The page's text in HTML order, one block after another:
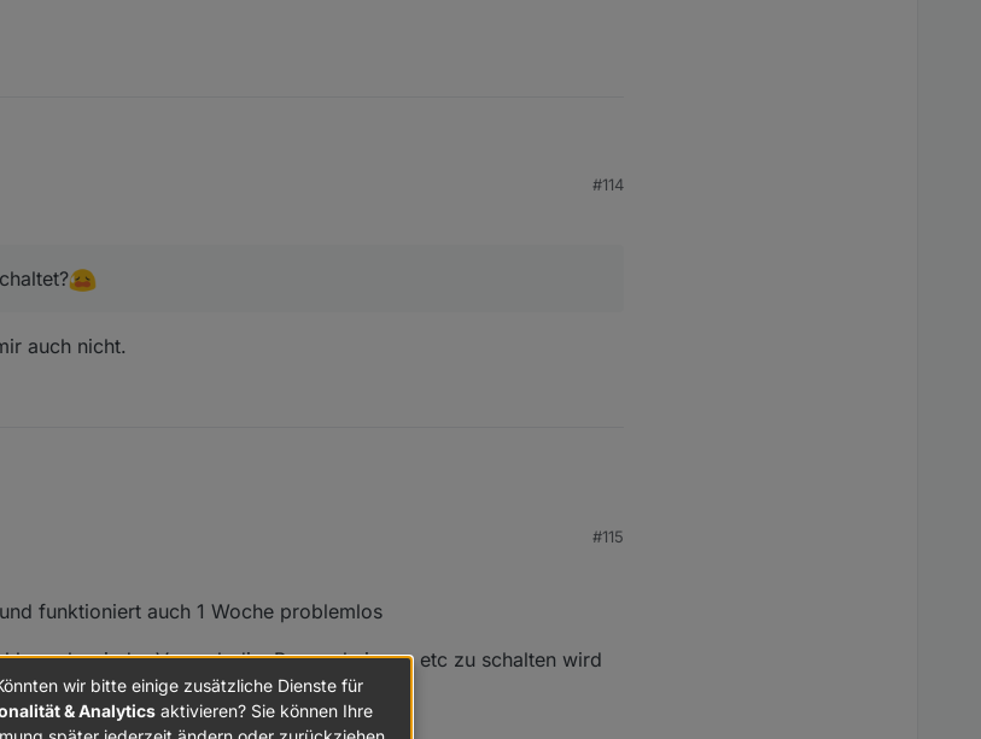
zusammengebastelt und soweit funktioniert auch alles.
verstanden. Das ein bzw. ausschalten über das objekt PWR.
#114
auch nicht.
#115
funktioniert auch 1 Woche problemlos
aber jeder Versuch die ,Pumpe heizung etc zu schalten wird
wir bitte einige zusätzliche Dienste für
& Analytics aktivieren? Sie können Ihre